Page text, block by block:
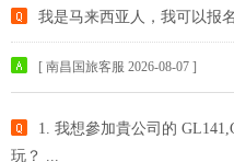
我是马来西亚人，我可以报
[ 南昌国旅客服 2026-08-07 ]
1. 我想參加貴公司的
玩？ ...